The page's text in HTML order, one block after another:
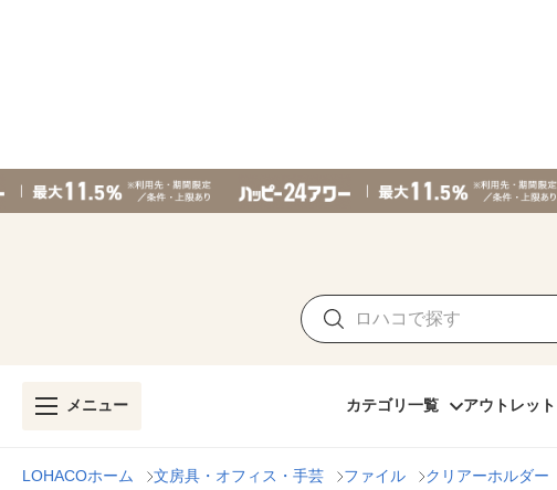
メニュー カテゴリ一覧 アウトレット
LOHACOホーム 文房具・オフィス・手芸 ファイル クリアーホルダー